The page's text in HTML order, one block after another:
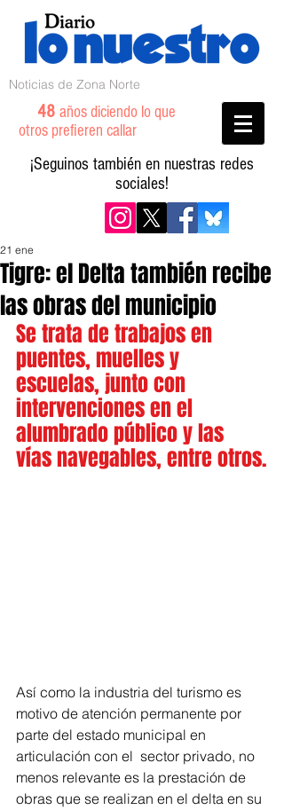
Noticias de Zona Norte
48 años diciendo lo que
otros prefieren callar
¡Seguinos también en nuestras redes
sociales!
Tigre: el Delta también recibe
las obras del municipio
21 ene
Se trata de trabajos en
puentes, muelles y
escuelas, junto con
intervenciones en el
alumbrado público y las
vías navegables, entre otros.
Así como la industria del turismo es
motivo de atención permanente por
parte del estado municipal en
articulación con el  sector privado, no
menos relevante es la prestación de
obras que se realizan en el delta en su